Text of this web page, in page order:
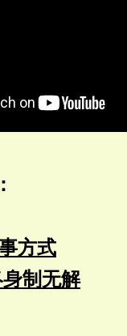
方式
制无解